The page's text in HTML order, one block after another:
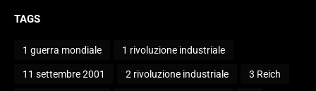
TAGS
1 guerra mondiale 1 rivoluzione industriale
11 settembre 2001 2 rivoluzione industriale 3 Reich